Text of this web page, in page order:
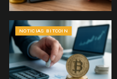
NOTICIAS BITCOIN